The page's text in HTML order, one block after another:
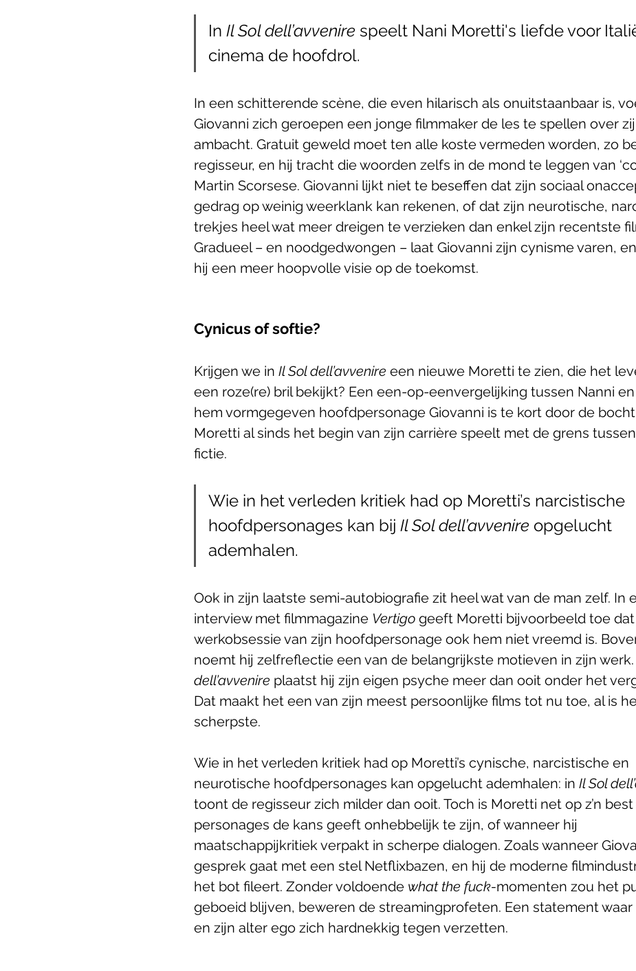
In Il Sol dell’avvenire speelt Nani Moretti's liefde voor
cinema de hoofdrol.
In een schitterende scène, die even hilarisch als onuitstaanbaar is,
Giovanni zich geroepen een jonge filmmaker de les te spellen over
ambacht. Gratuit geweld moet ten alle koste vermeden worden, zo
regisseur, en hij tracht die woorden zelfs in de mond te leggen van
Martin Scorsese. Giovanni lijkt niet te beseffen dat zijn sociaal
gedrag op weinig weerklank kan rekenen, of dat zijn neurotische,
trekjes heel wat meer dreigen te verzieken dan enkel zijn recentste
Gradueel – en noodgedwongen – laat Giovanni zijn cynisme varen,
hij een meer hoopvolle visie op de toekomst.
Cynicus of softie?
Krijgen we in Il Sol dell’avvenire een nieuwe Moretti te zien, die het
een roze(re) bril bekijkt? Een een-op-eenvergelijking tussen Nanni
hem vormgegeven hoofdpersonage Giovanni is te kort door de
Moretti al sinds het begin van zijn carrière speelt met de grens
fictie.
Wie in het verleden kritiek had op Moretti’s narcistische
hoofdpersonages kan bij Il Sol dell’avvenire opgelucht
ademhalen.
Ook in zijn laatste semi-autobiografie zit heel wat van de man zelf. In
interview met filmmagazine Vertigo geeft Moretti bijvoorbeeld toe
werkobsessie van zijn hoofdpersonage ook hem niet vreemd is.
noemt hij zelfreflectie een van de belangrijkste motieven in zijn werk.
dell’avvenire plaatst hij zijn eigen psyche meer dan ooit onder het
Dat maakt het een van zijn meest persoonlijke films tot nu toe, al is
scherpste.
Wie in het verleden kritiek had op Moretti’s cynische, narcistische en
neurotische hoofdpersonages kan opgelucht ademhalen: in Il Sol
toont de regisseur zich milder dan ooit. Toch is Moretti net op z’n best
personages de kans geeft onhebbelijk te zijn, of wanneer hij
maatschappijkritiek verpakt in scherpe dialogen. Zoals wanneer
gesprek gaat met een stel Netflixbazen, en hij de moderne
het bot fileert. Zonder voldoende what the fuck-momenten zou het
geboeid blijven, beweren de streamingprofeten. Een statement
en zijn alter ego zich hardnekkig tegen verzetten.